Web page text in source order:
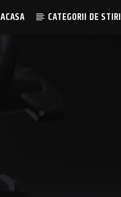
ACASA CATEGORII DE STIRI